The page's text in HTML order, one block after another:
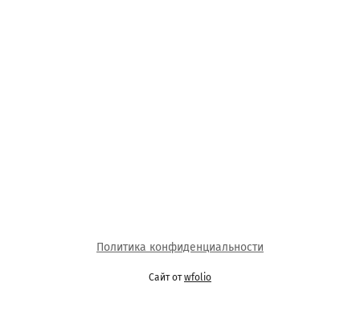
Политика конфиденциальности
Сайт отwfolio